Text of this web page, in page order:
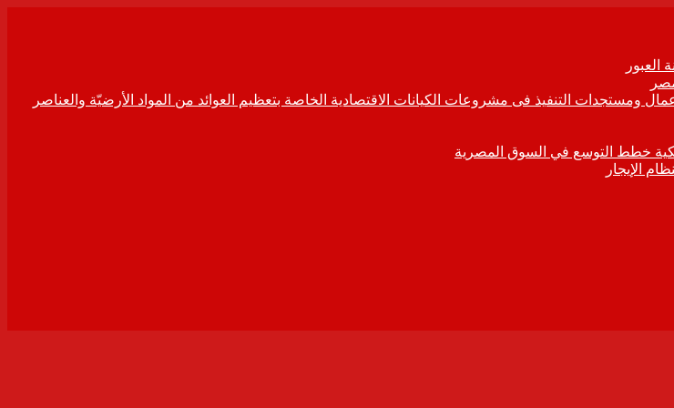
ومستجدات التنفيذ فى مشروعات الكيانات الاقتصادية الخاصة بتعظيم العوائد من المواد الأرضيّة والعناصر
الإيجار